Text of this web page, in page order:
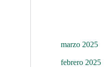
marzo 2025
febrero 2025